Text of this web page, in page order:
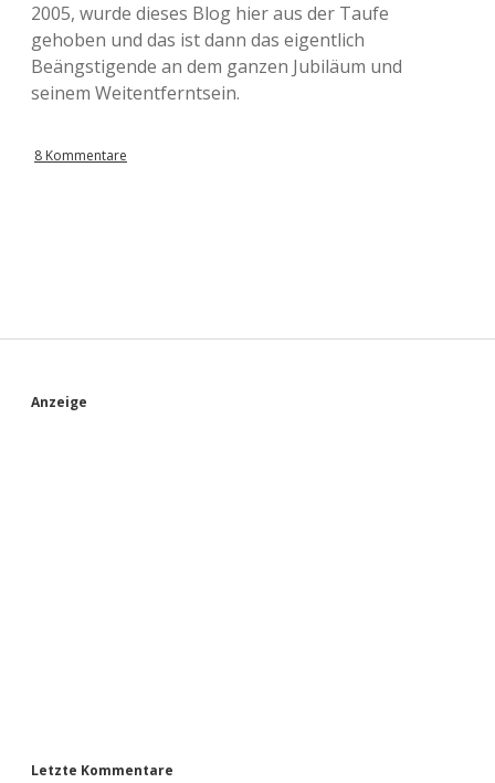
2005, wurde dieses Blog hier aus der Taufe
gehoben und das ist dann das eigentlich
Beängstigende an dem ganzen Jubiläum und
seinem Weitentferntsein.
8 Kommentare
S
Anzeige
Letzte Kommentare